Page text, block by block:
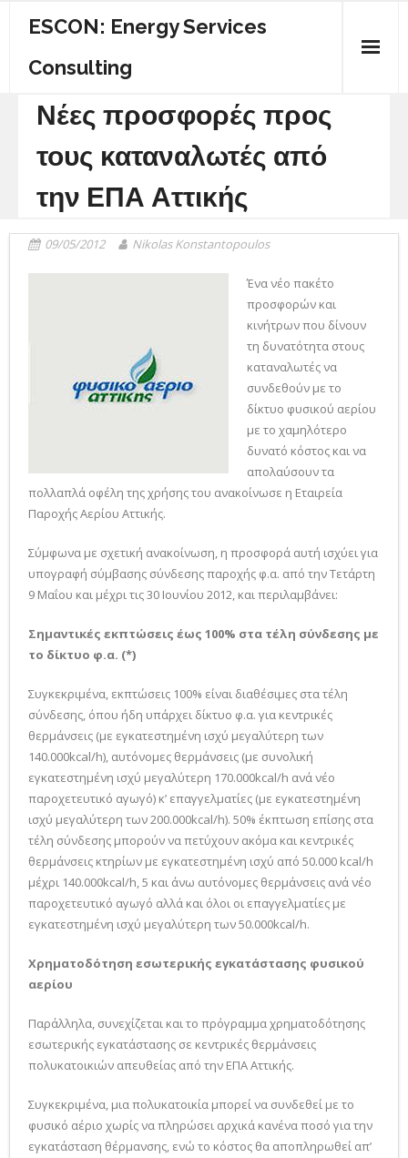
ESCON: Energy Services
Consulting
ΠΟΙΟΙ ΕΙΜΑΣΤΕ
ΚΕΝΤΡΙΚΗ
ΕΝΕΡΓΕΙΑΚΟΣ ΟΔΗΓΟΣ
ΥΠΗΡΕΣΙΕΣ
ΕΠΙΚΟΙΝΩΝΙΑ
Νέες προσφορές προς
τους καταναλωτές από
την ΕΠΑ Αττικής
09/05/2012 Nikolas Konstantopoulos
Ένα νέο πακέτο
προσφορών και
κινήτρων που δίνουν
τη δυνατότητα στους
καταναλωτές να
συνδεθούν με το
δίκτυο φυσικού αερίου
με το χαμηλότερο
δυνατό κόστος και να
απολαύσουν τα
πολλαπλά οφέλη της χρήσης του ανακοίνωσε η Εταιρεία
Παροχής Αερίου Αττικής.
Σύμφωνα με σχετική ανακοίνωση, η προσφορά αυτή ισχύει για
υπογραφή σύμβασης σύνδεσης παροχής φ.α. από την Τετάρτη
9 Μαΐου και μέχρι τις 30 Ιουνίου 2012, και περιλαμβάνει:
Σημαντικές εκπτώσεις έως 100% στα τέλη σύνδεσης με
το δίκτυο φ.α. (*)
Συγκεκριμένα, εκπτώσεις 100% είναι διαθέσιμες στα τέλη
σύνδεσης, όπου ήδη υπάρχει δίκτυο φ.α. για κεντρικές
θερμάνσεις (με εγκατεστημένη ισχύ μεγαλύτερη των
140.000kcal/h), αυτόνομες θερμάνσεις (με συνολική
εγκατεστημένη ισχύ μεγαλύτερη 170.000kcal/h ανά νέο
παροχετευτικό αγωγό) κ’ επαγγελματίες (με εγκατεστημένη
ισχύ μεγαλύτερη των 200.000kcal/h). 50% έκπτωση επίσης στα
τέλη σύνδεσης μπορούν να πετύχουν ακόμα και κεντρικές
θερμάνσεις κτηρίων με εγκατεστημένη ισχύ από 50.000 kcal/h
μέχρι 140.000kcal/h, 5 και άνω αυτόνομες θερμάνσεις ανά νέο
παροχετευτικό αγωγό αλλά και όλοι οι επαγγελματίες με
εγκατεστημένη ισχύ μεγαλύτερη των 50.000kcal/h.
Χρηματοδότηση εσωτερικής εγκατάστασης φυσικού
αερίου
Παράλληλα, συνεχίζεται και το πρόγραμμα χρηματοδότησης
εσωτερικής εγκατάστασης σε κεντρικές θερμάνσεις
πολυκατοικιών απευθείας από την ΕΠΑ Αττικής.
Συγκεκριμένα, μια πολυκατοικία μπορεί να συνδεθεί με το
φυσικό αέριο χωρίς να πληρώσει αρχικά κανένα ποσό για την
εγκατάσταση θέρμανσης, ενώ το κόστος θα αποπληρωθεί απ’